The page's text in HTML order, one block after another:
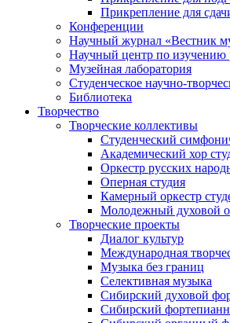
Прикрепление для
Конференции
Научный журнал «Вестник
Научный центр по изучению
Музейная лаборатория
Студенческое научно-
Библиотека
Творчество
Творческие коллективы
Студенческий
Академический хор
Оркестр русских
Оперная студия
Камерный оркестр
Молодежный духовой
Творческие проекты
Диалог культур
Международная
Музыка без границ
Селективная музыка
Сибирский духовой
Сибирский